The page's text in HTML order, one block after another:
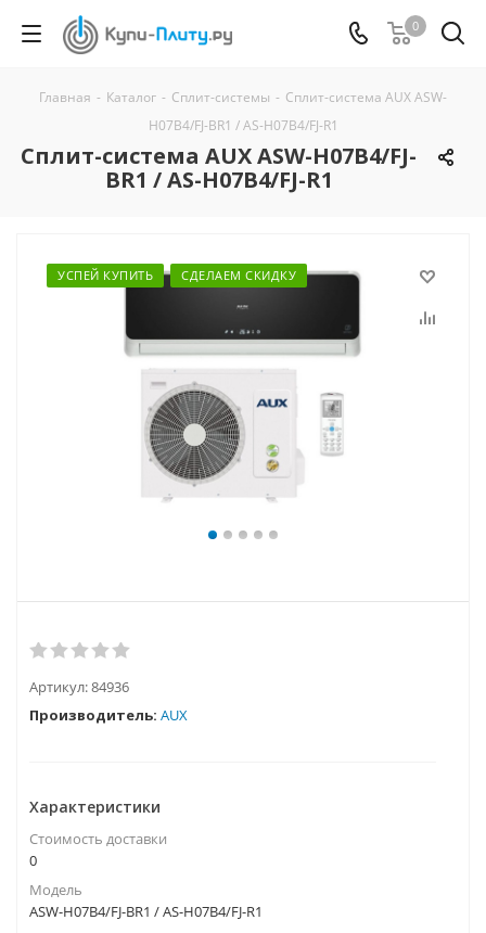
0
Главная - Каталог - Сплит-системы - Сплит-система AUX ASW-
H07B4/FJ-BR1 / AS-H07B4/FJ-R1
Сплит-система AUX ASW-H07B4/FJ-
BR1 / AS-H07B4/FJ-R1
УСПЕЙ КУПИТЬ СДЕЛАЕМ СКИДКУ
Артикул:84936
Производитель: AUX
Характеристики
Стоимость доставки
0
Модель
ASW-H07B4/FJ-BR1 / AS-H07B4/FJ-R1